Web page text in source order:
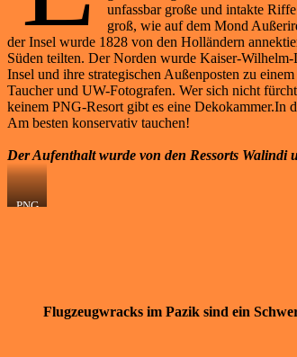
unfassbar große und intakte
groß, wie auf dem Mond
der Insel wurde 1828 von den Holländern
Süden teilten. Der Norden wurde Kaiser-
Insel und ihre strategischen Außenposten zu
Taucher und UW-Fotografen. Wer sich nicht
keinem PNG-Resort gibt es eine Dekokammer.In
Am besten konservativ tauchen!
Der Aufenthalt wurde von den Ressorts Walindi
PNG
Flugzeugwracks im Pazik sind ein